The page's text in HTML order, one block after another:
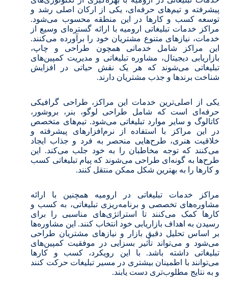
پیشرفته و تیم‌های حرفه‌ای، یکی از ارکان اصلی رشد و
توسعه کسب و کارها در این منطقه محسوب می‌شود.
مراکز خدمات تبلیغاتی ارومیه با ارائه گستره‌ای وسیع از
خدمات، نیازهای متنوع مشتریان خود را برآورده می‌کنند.
این مراکز شامل خدماتی همچون طراحی و چاپ،
بازاریابی دیجیتال، مشاوره تبلیغاتی و مدیریت کمپین‌های
تبلیغاتی می‌شوند که هر یک نقش حیاتی در افزایش
شناخت برندها و جذب مشتریان دارند.
یکی از اصلی‌ترین خدمات این مراکز، طراحی گرافیکی
حرفه‌ای است که شامل طراحی لوگو، بنر، بروشور،
کاتالوگ و سایر موارد تبلیغاتی می‌شود. تیم‌های متخصص
در این مراکز با استفاده از نرم‌افزارهای پیشرفته و
خلاقیت هنری، طرح‌هایی منحصر به فرد و جذاب ایجاد
می‌کنند که توجه مخاطبان را به خود جلب می‌کند. این
طرح‌ها به گونه‌ای طراحی می‌شوند که پیام تبلیغاتی کسب
و کارها را به بهترین شکل ممکن منتقل کنند.
مراکز خدمات تبلیغاتی در ارومیه همچنین با ارائه
مشاوره‌های تخصصی و برنامه‌ریزی تبلیغاتی، به کسب و
کارها کمک می‌کنند تا استراتژی‌های مناسبی را برای
رسیدن به اهداف بازاریابی خود انتخاب کنند. این مشاوره‌ها
بر اساس تحلیل دقیق بازار و نیازهای مشتریان طراحی
می‌شود و می‌تواند تأثیر بسزایی در موفقیت کمپین‌های
تبلیغاتی داشته باشد. با این رویکرد، کسب و کارها
می‌توانند با اطمینان بیشتری در مسیر تبلیغات حرکت کنند
و به نتایج مطلوب‌تری دست یابند.